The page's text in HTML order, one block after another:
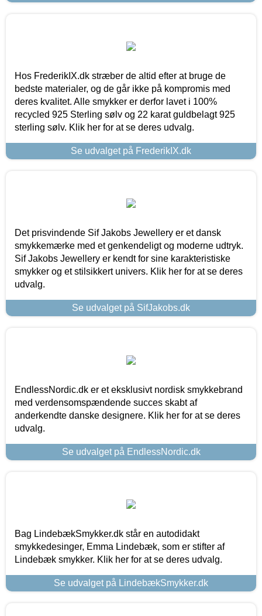
Hos FrederikIX.dk stræber de altid efter at bruge de
bedste materialer, og de går ikke på kompromis med
deres kvalitet. Alle smykker er derfor lavet i 100%
recycled 925 Sterling sølv og 22 karat guldbelagt 925
sterling sølv. Klik her for at se deres udvalg.
Se udvalget på FrederikIX.dk
Det prisvindende Sif Jakobs Jewellery er et dansk
smykkemærke med et genkendeligt og moderne udtryk.
Sif Jakobs Jewellery er kendt for sine karakteristiske
smykker og et stilsikkert univers. Klik her for at se deres
udvalg.
Se udvalget på SifJakobs.dk
EndlessNordic.dk er et eksklusivt nordisk smykkebrand
med verdensomspændende succes skabt af
anderkendte danske designere. Klik her for at se deres
udvalg.
Se udvalget på EndlessNordic.dk
Bag LindebækSmykker.dk står en autodidakt
smykkedesinger, Emma Lindebæk, som er stifter af
Lindebæk smykker. Klik her for at se deres udvalg.
Se udvalget på LindebækSmykker.dk